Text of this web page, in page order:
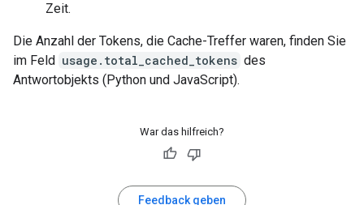
Zeit.
Die Anzahl der Tokens, die Cache-Treffer waren, finden Sie
im Feld usage.total_cached_tokens des
Antwortobjekts (Python und JavaScript).
War das hilfreich?
Feedback geben